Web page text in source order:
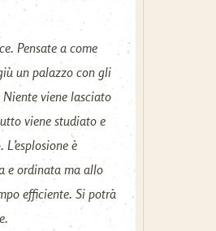
Pensate a come
un palazzo con gli
Niente viene lasciato
viene studiato e
è
e ordinata ma allo
efficiente. Si potrà